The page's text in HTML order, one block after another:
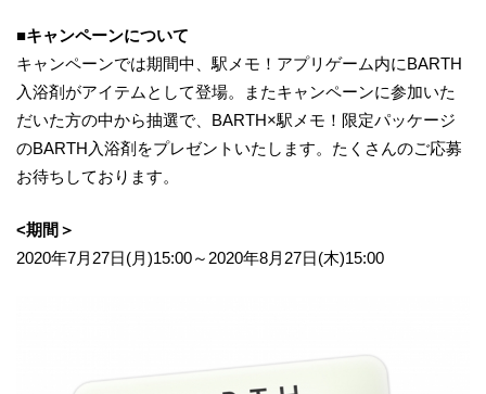
■キャンペーンについて
キャンペーンでは期間中、駅メモ！アプリゲーム内にBARTH
入浴剤がアイテムとして登場。またキャンペーンに参加いた
だいた方の中から抽選で、BARTH×駅メモ！限定パッケージ
のBARTH入浴剤をプレゼントいたします。たくさんのご応募
お待ちしております。
<期間＞
2020年7月27日(月)15:00～2020年8月27日(木)15:00